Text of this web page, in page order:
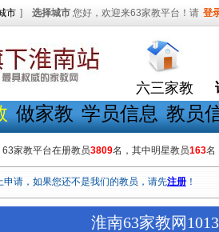
市 ] 选择城市 您好，欢迎来63家教平台！请 登
六三家教
做家教 学员信息 教员
63家教平台在册教员3809名，其中明星教员163名
申请，如果您还不是我们的教员，请先注册 ！
淮南63家教网